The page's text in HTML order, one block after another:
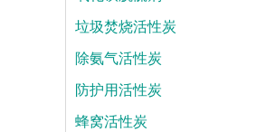
垃圾焚烧活性炭
除氨气活性炭
防护用活性炭
蜂窝活性炭